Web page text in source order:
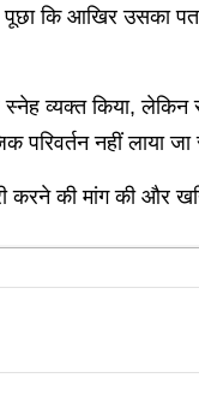
कि आखिर उसका
व्यक्त किया, लेकिन
परिवर्तन नहीं
करने की मांग की और